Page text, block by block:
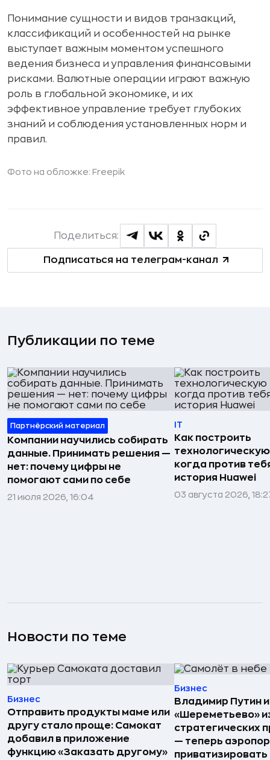
Понимание сущности и видов транзакций,
классификаций и особенностей на рынке
выступает важным моментом успешного
ведения бизнеса и управления финансовыми
рисками. Валютные операции играют важную
роль в глобальной экономике, и их
эффективное управление требует глубоких
знаний и соблюдения установленных норм и
правил.
Фото на обложке: Freepik
Подписаться на телеграм-канал
Поделиться:
Публикации по теме
Партнёрский материал
Компании научились собирать
данные. Принимать решения —
нет: почему цифры не
помогают сами по себе
21 июля 2026, 16:04
IT
Как построить
когда против
история Huawei
03 августа 2026,
Новости по теме
Бизнес
Отправить продукты маме или
другу стало проще: Самокат
добавил в приложение
функцию «Заказать другому»
Бизнес
Владимир Путин
«Шереметьево»
стратегических
— теперь
приватизировать